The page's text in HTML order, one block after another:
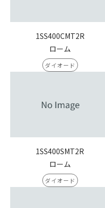
1SS400CMT2R
ローム
ダイオード
1SS400SMT2R
ローム
ダイオード